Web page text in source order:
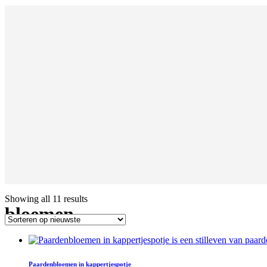
bloemen
Showing all 11 results
Paardenbloemen in kappertjespotje